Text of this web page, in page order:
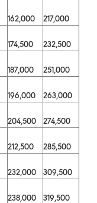
162,000
217,000
174,500
232,500
187,000
251,000
196,000
263,000
204,500
274,500
212,500
285,500
232,000
309,500
238,000
319,500